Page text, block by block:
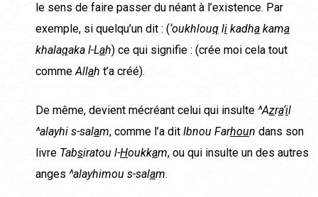
le sens de faire passer du néant à l’existence. Par
exemple, si quelqu’un dit : (‘oukhlouq li kadha kama
khalaqaka l-Lah) ce qui signifie : (crée moi cela tout
commeAllah t’a créé).
De même, devient mécréant celui qui insulte ^Azra‘il
^alayhi s-salam, comme l’a dit Ibnou Farhoun dans son
livre Tabsiratou l-Houkkam, ou qui insulte un des autres
anges ^alayhimou s-salam.